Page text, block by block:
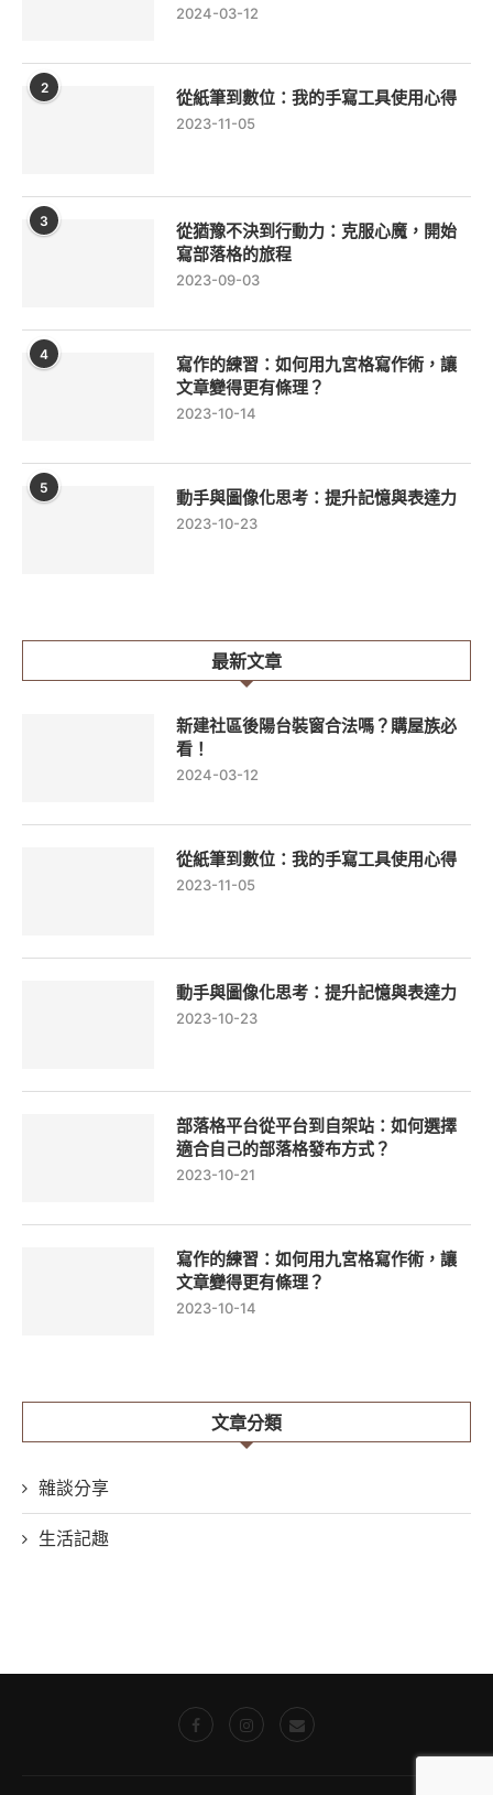
2024-03-12
2 從紙筆到數位：我的手寫工具使用心得
2023-11-05
3
從猶豫不決到行動力：克服心魔，開始
寫部落格的旅程
2023-09-03
4
寫作的練習：如何用九宮格寫作術，讓
文章變得更有條理？
2023-10-14
5 動手與圖像化思考：提升記憶與表達力
2023-10-23
最新文章
新建社區後陽台裝窗合法嗎？購屋族必
看！
2024-03-12
從紙筆到數位：我的手寫工具使用心得
2023-11-05
動手與圖像化思考：提升記憶與表達力
2023-10-23
部落格平台從平台到自架站：如何選擇
適合自己的部落格發布方式？
2023-10-21
寫作的練習：如何用九宮格寫作術，讓
文章變得更有條理？
2023-10-14
文章分類
雜談分享
生活記趣